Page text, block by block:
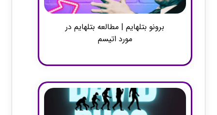
برونو بتلهایم | مطالعه بتلهایم در
مورد اتیسم